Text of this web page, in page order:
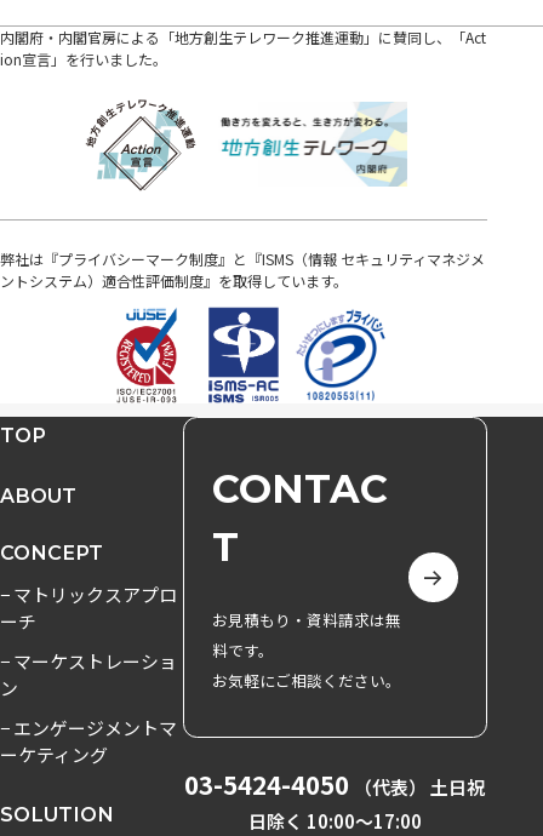
内閣府・内閣官房による「地方創生テレワーク推進運動」に賛同し、「Act
ion宣言」を行いました。
弊社は『プライバシーマーク制度』と『ISMS（情報 セキュリティマネジメ
ントシステム）適合性評価制度』を取得しています。
TOP
ABOUT
CONCEPT
− マトリックスアプロ
ーチ
− マーケストレーショ
ン
− エンゲージメントマ
ーケティング
SOLUTION
CONTAC
T
お見積もり・資料請求は無
料です。
お気軽にご相談ください。
03-5424-4050
（代表） 土日祝
日除く 10:00〜17:00